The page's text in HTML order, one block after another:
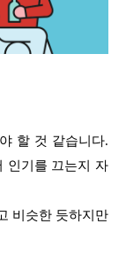
할 것 같습니다.
인기를 끄는지 자
비슷한 듯하지만